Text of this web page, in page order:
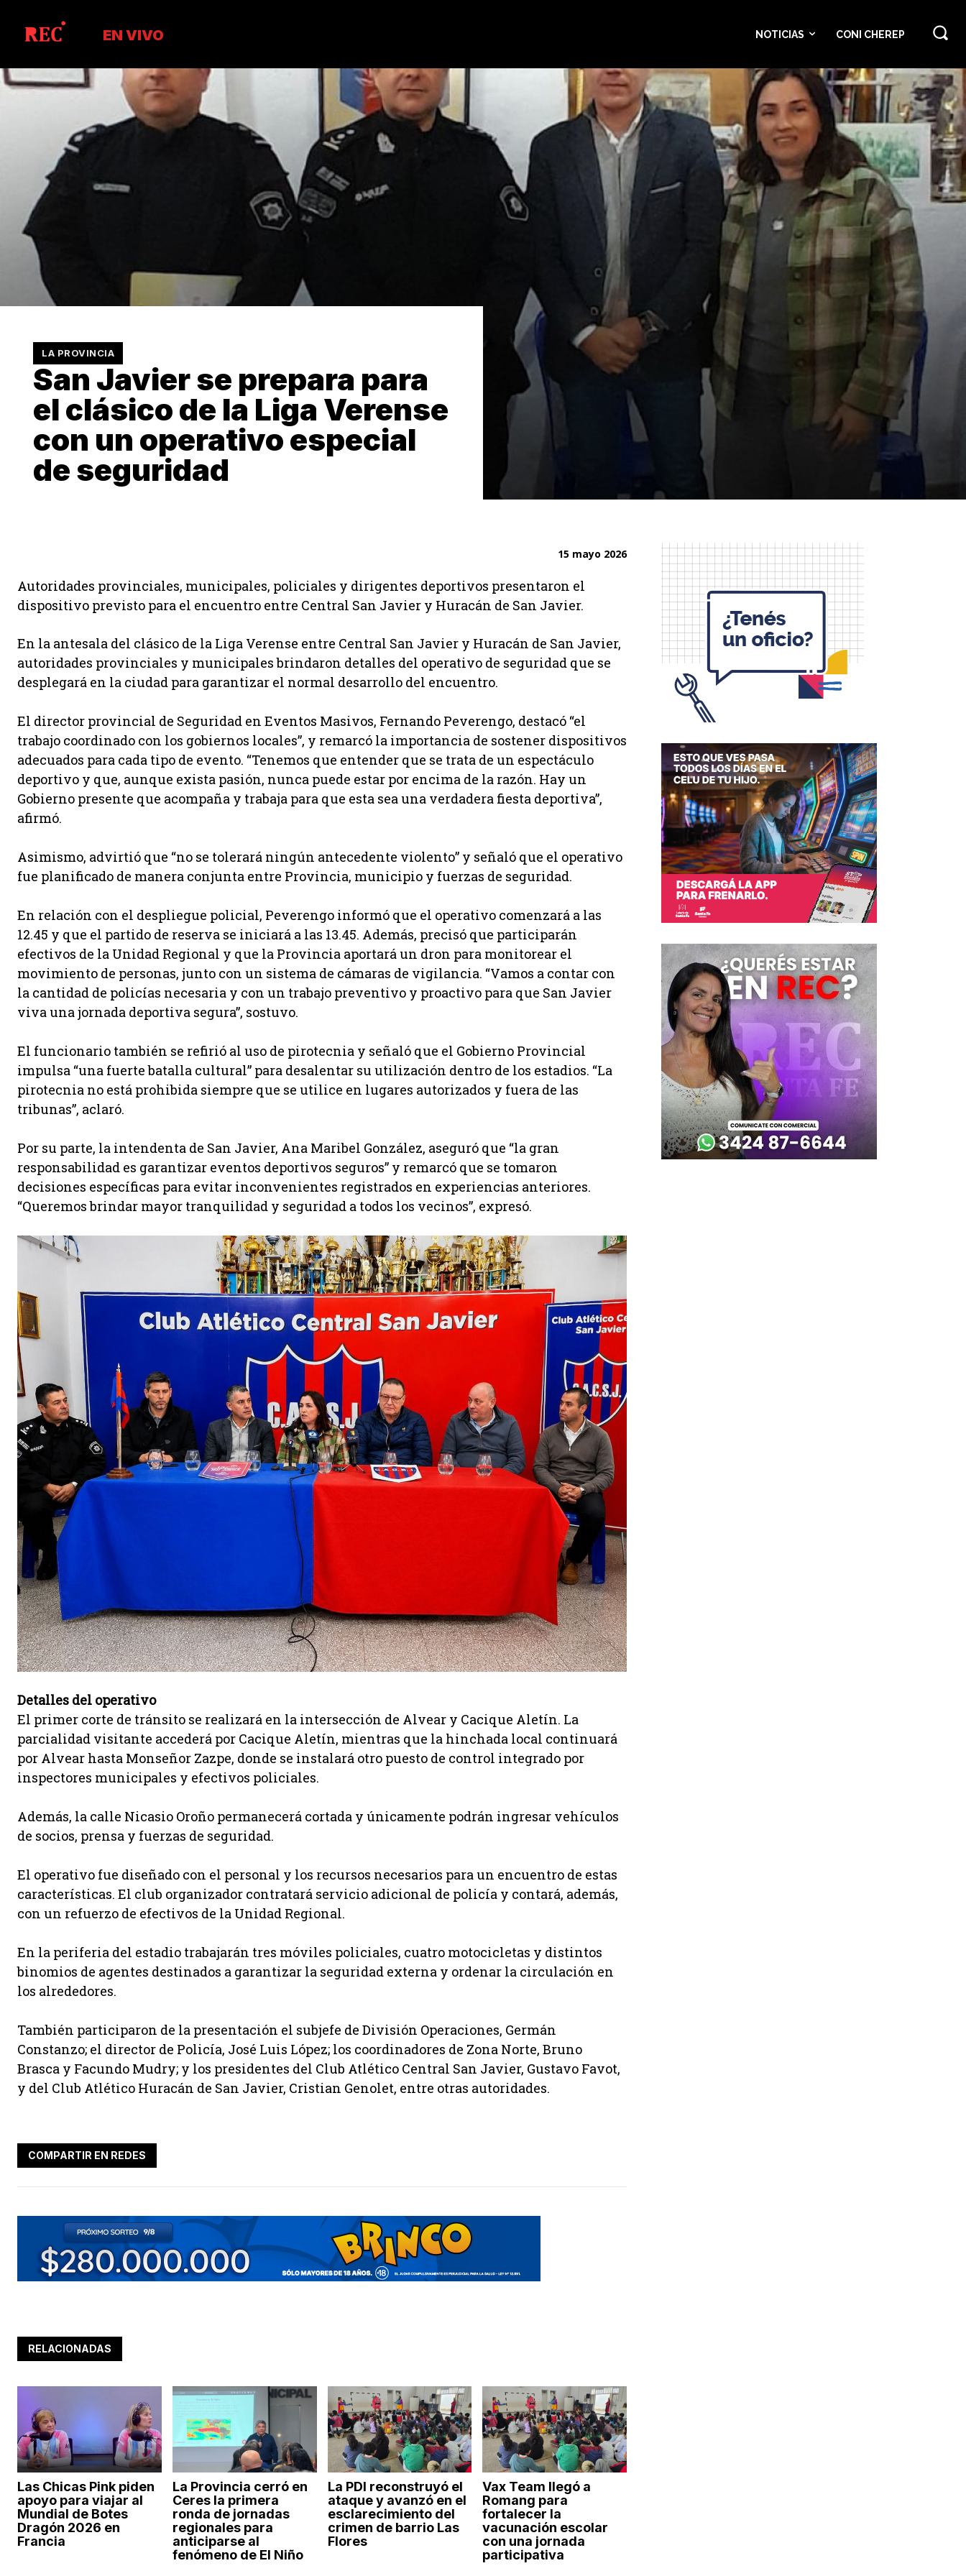
EN VIVO NOTICIAS CONI CHEREP
LA PROVINCIA
San Javier se prepara para
el clásico de la Liga Verense
con un operativo especial
de seguridad
15 mayo 2026
Autoridades provinciales, municipales, policiales y dirigentes deportivos presentaron el
dispositivo previsto para el encuentro entre Central San Javier y Huracán de San Javier.
En la antesala del clásico de la Liga Verense entre Central San Javier y Huracán de San Javier,
autoridades provinciales y municipales brindaron detalles del operativo de seguridad que se
desplegará en la ciudad para garantizar el normal desarrollo del encuentro.
El director provincial de Seguridad en Eventos Masivos, Fernando Peverengo, destacó “el
trabajo coordinado con los gobiernos locales”, y remarcó la importancia de sostener dispositivos
adecuados para cada tipo de evento. “Tenemos que entender que se trata de un espectáculo
deportivo y que, aunque exista pasión, nunca puede estar por encima de la razón. Hay un
Gobierno presente que acompaña y trabaja para que esta sea una verdadera fiesta deportiva”,
afirmó.
Asimismo, advirtió que “no se tolerará ningún antecedente violento” y señaló que el operativo
fue planificado de manera conjunta entre Provincia, municipio y fuerzas de seguridad.
En relación con el despliegue policial, Peverengo informó que el operativo comenzará a las
12.45 y que el partido de reserva se iniciará a las 13.45. Además, precisó que participarán
efectivos de la Unidad Regional y que la Provincia aportará un dron para monitorear el
movimiento de personas, junto con un sistema de cámaras de vigilancia. “Vamos a contar con
la cantidad de policías necesaria y con un trabajo preventivo y proactivo para que San Javier
viva una jornada deportiva segura”, sostuvo.
El funcionario también se refirió al uso de pirotecnia y señaló que el Gobierno Provincial
impulsa “una fuerte batalla cultural” para desalentar su utilización dentro de los estadios. “La
pirotecnia no está prohibida siempre que se utilice en lugares autorizados y fuera de las
tribunas”, aclaró.
Por su parte, la intendenta de San Javier, Ana Maribel González, aseguró que “la gran
responsabilidad es garantizar eventos deportivos seguros” y remarcó que se tomaron
decisiones específicas para evitar inconvenientes registrados en experiencias anteriores.
“Queremos brindar mayor tranquilidad y seguridad a todos los vecinos”, expresó.
Detalles del operativo
El primer corte de tránsito se realizará en la intersección de Alvear y Cacique Aletín. La
parcialidad visitante accederá por Cacique Aletín, mientras que la hinchada local continuará
por Alvear hasta Monseñor Zazpe, donde se instalará otro puesto de control integrado por
inspectores municipales y efectivos policiales.
Además, la calle Nicasio Oroño permanecerá cortada y únicamente podrán ingresar vehículos
de socios, prensa y fuerzas de seguridad.
El operativo fue diseñado con el personal y los recursos necesarios para un encuentro de estas
características. El club organizador contratará servicio adicional de policía y contará, además,
con un refuerzo de efectivos de la Unidad Regional.
En la periferia del estadio trabajarán tres móviles policiales, cuatro motocicletas y distintos
binomios de agentes destinados a garantizar la seguridad externa y ordenar la circulación en
los alrededores.
También participaron de la presentación el subjefe de División Operaciones, Germán
Constanzo; el director de Policía, José Luis López; los coordinadores de Zona Norte, Bruno
Brasca y Facundo Mudry; y los presidentes del Club Atlético Central San Javier, Gustavo Favot,
y del Club Atlético Huracán de San Javier, Cristian Genolet, entre otras autoridades.
COMPARTIR EN REDES
RELACIONADAS
Las Chicas Pink piden
apoyo para viajar al
Mundial de Botes
Dragón 2026 en
Francia
La Provincia cerró en
Ceres la primera
ronda de jornadas
regionales para
anticiparse al
fenómeno de El Niño
La PDI reconstruyó el
ataque y avanzó en el
esclarecimiento del
crimen de barrio Las
Flores
Vax Team llegó a
Romang para
fortalecer la
vacunación escolar
con una jornada
participativa